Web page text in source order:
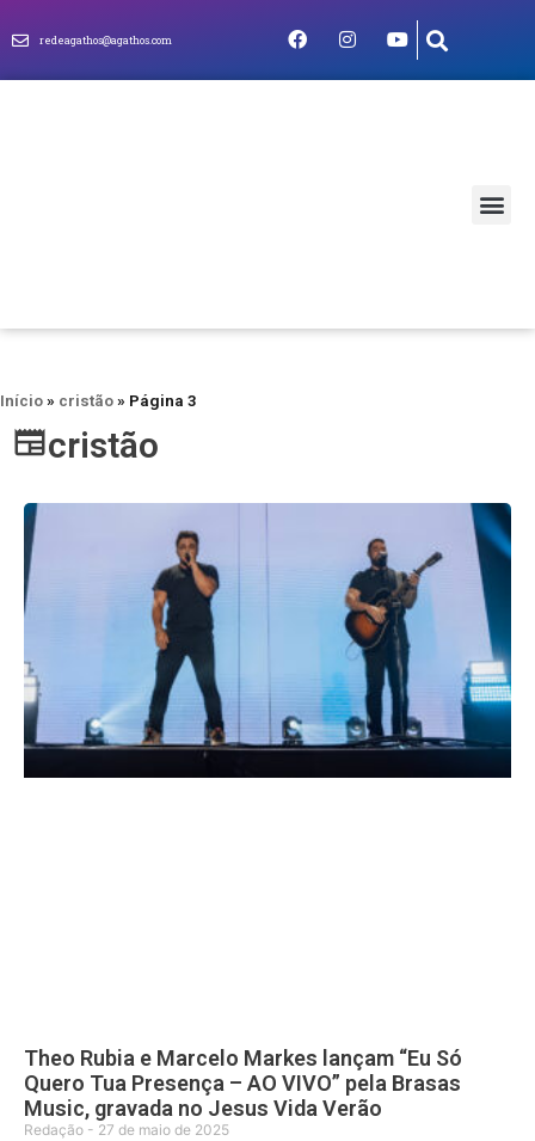
redeagathos@agathos.com
Início» cristão» Página 3
cristão
Theo Rubia e Marcelo Markes lançam “Eu Só
Quero Tua Presença – AO VIVO” pela Brasas
Music, gravada no Jesus Vida Verão
Redação 27 de maio de 2025